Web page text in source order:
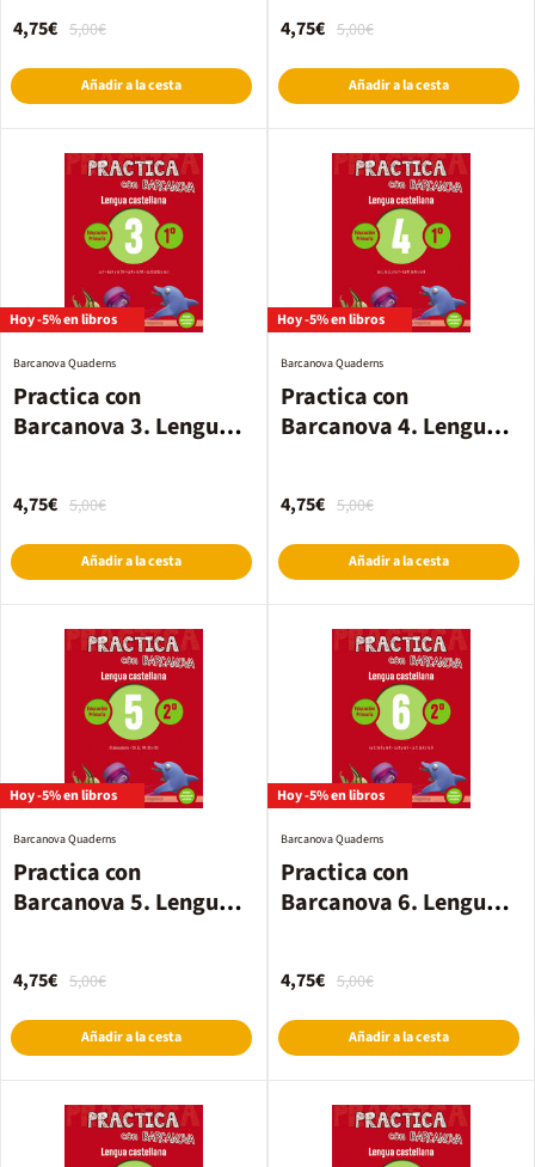
5,00€
4,75€
Añadir a la cesta
5,00€
4,75€
Añadir a la cesta
Hoy -5% en libros
Practica con
Barcanova 3. Lengua
Barcanova Quaderns
5,00€
4,75€
Añadir a la cesta
Hoy -5% en libros
Practica con
Barcanova 4. Lengua
Barcanova Quaderns
5,00€
4,75€
Añadir a la cesta
Hoy -5% en libros
Practica con
Barcanova 5. Lengua
Barcanova Quaderns
5,00€
4,75€
Añadir a la cesta
Hoy -5% en libros
Practica con
Barcanova 6. Lengua
Barcanova Quaderns
5,00€
4,75€
Añadir a la cesta